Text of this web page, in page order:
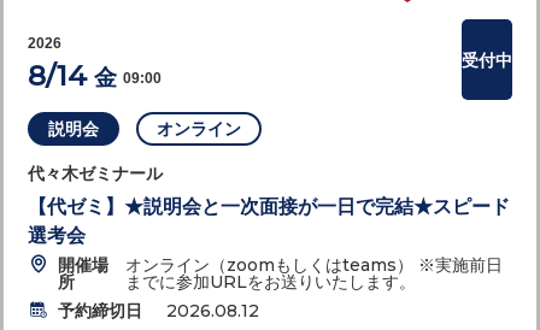
説明会 オンライン
代々木ゼミナール
【代ゼミ】★説明会と一次面接が一日で完結★スピード
選考会
開催場
所
オンライン（zoomもしくはteams） ※実施前日
までに参加URLをお送りいたします。
予約締切日
2026.08.12
2026
8/14 金 09:00
受付中